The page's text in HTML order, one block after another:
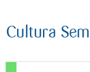
Cultura